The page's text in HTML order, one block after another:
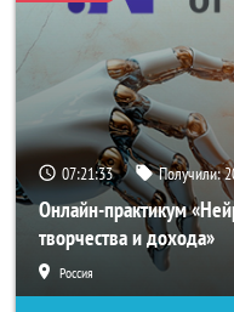
07:21:32 Получили:
Онлайн-практикум
творчества и дохода»
Россия